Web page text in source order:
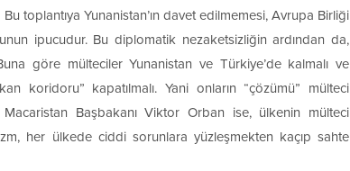
toplantıya Yunanistan’ın davet edilmemesi, Avrupa Birliği
ipucudur. Bu diplomatik nezaketsizliğin ardından da,
göre mülteciler Yunanistan ve Türkiye’de kalmalı ve
koridoru” kapatılmalı. Yani onların “çözümü” mülteci
Macaristan Başbakanı Viktor Orban ise, ülkenin mülteci
her ülkede ciddi sorunlara yüzleşmekten kaçıp sahte